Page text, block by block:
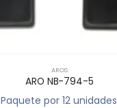
AROS
ARO NB-794-5
Paquete por 12 unidades